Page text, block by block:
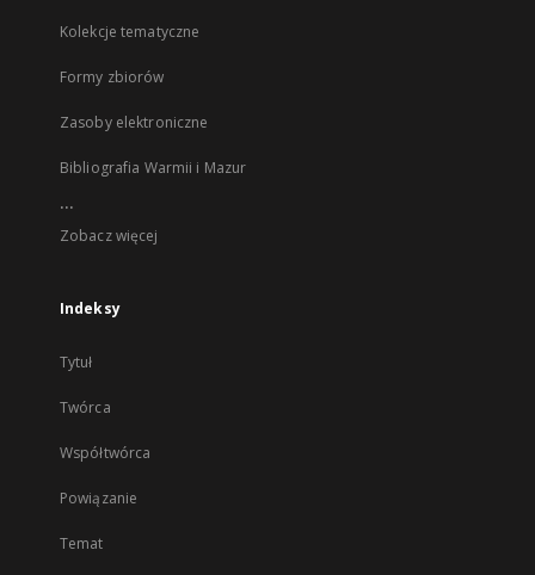
Kolekcje tematyczne
Formy zbiorów
Zasoby elektroniczne
Bibliografia Warmii i Mazur
...
Zobacz więcej
Indeksy
Tytuł
Twórca
Współtwórca
Powiązanie
Temat